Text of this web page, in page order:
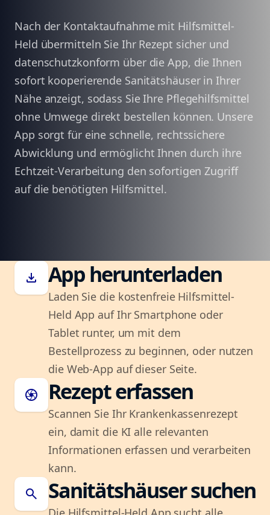
Nach der Kontaktaufnahme mit Hilfsmittel-
Held übermitteln Sie Ihr Rezept sicher und
datenschutzkonform über die App, die Ihnen
sofort kooperierende Sanitätshäuser in Ihrer
Nähe anzeigt, sodass Sie Ihre Pflegehilfsmittel
ohne Umwege direkt bestellen können. Unsere
App sorgt für eine schnelle, rechtssichere
Abwicklung und ermöglicht Ihnen durch ihre
Echtzeit-Verarbeitung den sofortigen Zugriff
auf die benötigten Hilfsmittel.
download App herunterladen
Laden Sie die kostenfreie Hilfsmittel-
Held App auf Ihr Smartphone oder
Tablet runter, um mit dem
Bestellprozess zu beginnen, oder nutzen
die Web-App auf dieser Seite.
camera Rezept erfassen
Scannen Sie Ihr Krankenkassenrezept
ein, damit die KI alle relevanten
Informationen erfassen und verarbeiten
kann.
search Sanitätshäuser suchen